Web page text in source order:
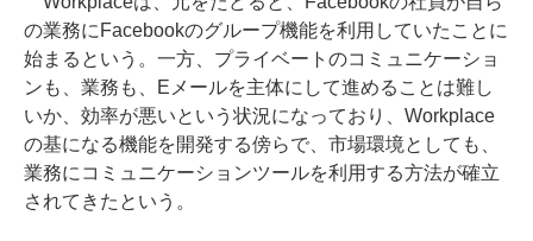
の業務にFacebookのグループ機能を利用していたことに
始まるという。一方、プライベートのコミュニケーショ
ンも、業務も、Eメールを主体にして進めることは難し
いか、効率が悪いという状況になっており、Workplace
の基になる機能を開発する傍らで、市場環境としても、
業務にコミュニケーションツールを利用する方法が確立
されてきたという。